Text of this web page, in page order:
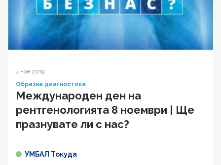
4 ное 2019
Образна диагностика
Международен ден на
рентгенологията 8 ноември | Ще
празнувате ли с нас?
УМБАЛ Токуда